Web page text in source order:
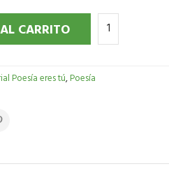
CARRITO
Poesía eres tú,Poesía